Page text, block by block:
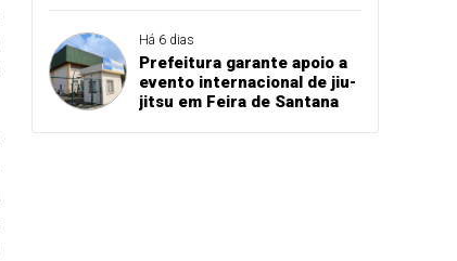
Há 6 dias
Prefeitura garante apoio a
evento internacional de jiu-
jitsu em Feira de Santana